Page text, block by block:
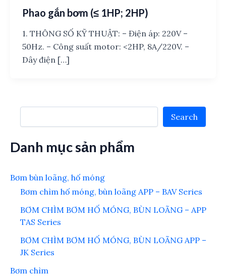
Phao gắn bơm (≤ 1HP; 2HP)
1. THÔNG SỐ KỸ THUẬT: – Điện áp: 220V –
50Hz. – Công suất motor: <2HP, 8A/220V. –
Dây điện […]
Search
Danh mục sản phẩm
Bơm bùn loãng, hố móng
Bơm chìm hố móng, bùn loãng APP – BAV Series
BƠM CHÌM BƠM HỐ MÓNG, BÙN LOÃNG – APP
TAS Series
BƠM CHÌM BƠM HỐ MÓNG, BÙN LOÃNG APP –
JK Series
Bơm chìm